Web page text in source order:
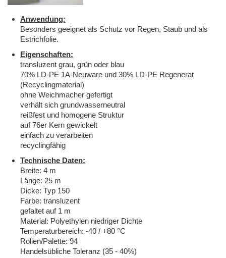
Anwendung:
Besonders geeignet als Schutz vor Regen, Staub und als
Estrichfolie.
Eigenschaften:
transluzent grau, grün oder blau
70% LD-PE 1A-Neuware und 30% LD-PE Regenerat
(Recyclingmaterial)
ohne Weichmacher gefertigt
verhält sich grundwasserneutral
reißfest und homogene Struktur
auf 76er Kern gewickelt
einfach zu verarbeiten
recyclingfähig
Technische Daten:
Breite: 4 m
Länge: 25 m
Dicke: Typ 150
Farbe: transluzent
gefaltet auf 1 m
Material: Polyethylen niedriger Dichte
Temperaturbereich: -40 / +80 °C
Rollen/Palette: 94
Handelsübliche Toleranz (35 - 40%)